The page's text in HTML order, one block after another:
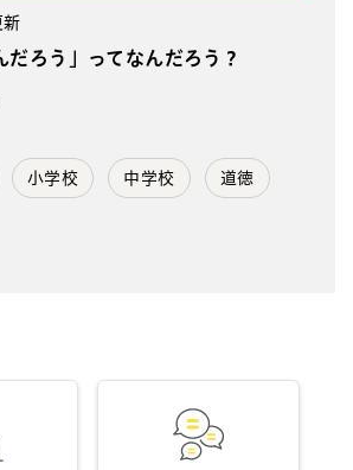
ろう」ってなんだろう？
小学校 中学校 道徳